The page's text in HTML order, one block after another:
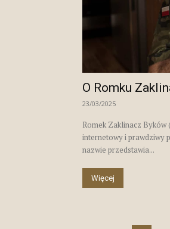
O Romku
23/03/2025
Romek Zaklinacz Byków
internetowy i prawdziwy
nazwie przedstawia...
Więcej